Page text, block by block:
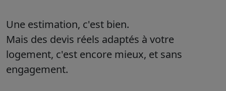
Une estimation, c'est bien.
Mais des devis réels adaptés à votre
logement, c'est encore mieux, et sans
engagement.